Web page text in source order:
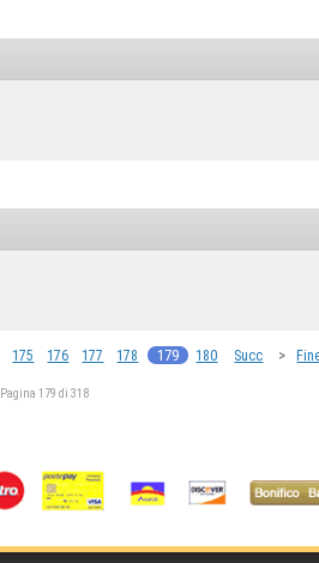
175 176 177 178 179 180 Succ >
Pagina 179 di 318